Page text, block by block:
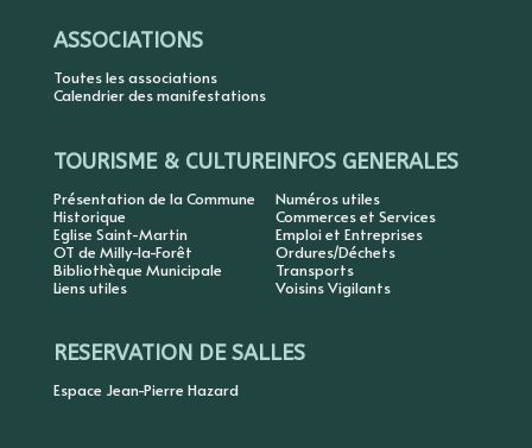
ASSOCIATIONS
Toutes les associations
Calendrier des manifestations
TOURISME & CULTURE
Présentation de la Commune
Historique
Eglise Saint-Martin
OT de Milly-la-Forêt
Bibliothèque Municipale
Liens utiles
INFOS GENERALES
Numéros utiles
Commerces et Services
Emploi et Entreprises
Ordures/Déchets
Transports
Voisins Vigilants
RESERVATION DE SALLES
Espace Jean-Pierre Hazard